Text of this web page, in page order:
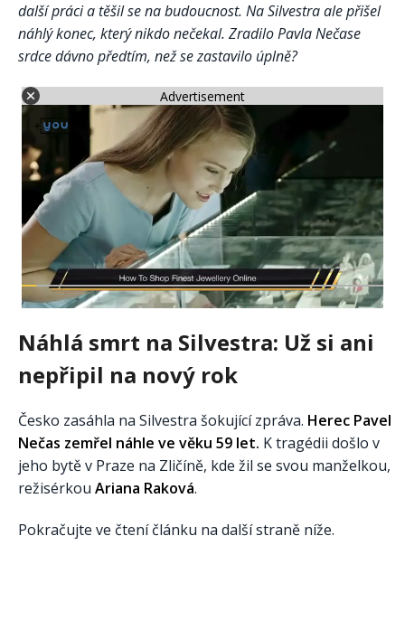
další práci a těšil se na budoucnost. Na Silvestra ale přišel
náhlý konec, který nikdo nečekal. Zradilo Pavla Nečase
srdce dávno předtím, než se zastavilo úplně?
Advertisement
Náhlá smrt na Silvestra: Už si ani
nepřipil na nový rok
Česko zasáhla na Silvestra šokující zpráva. Herec Pavel
Nečas zemřel náhle ve věku 59 let. K tragédii došlo v
jeho bytě v Praze na Zličíně, kde žil se svou manželkou,
režisérkou Ariana Raková.
Pokračujte ve čtení článku na další straně níže.